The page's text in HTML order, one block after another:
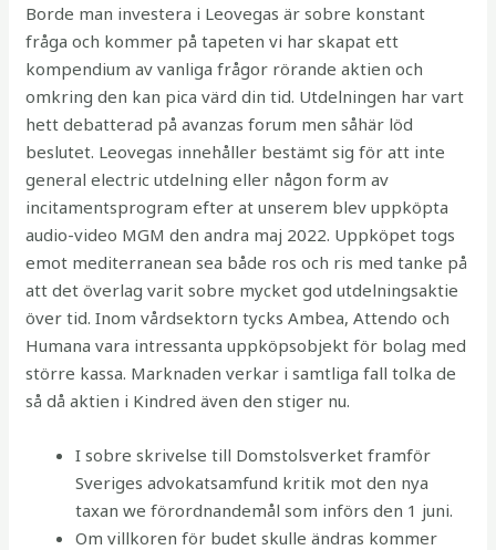
Borde man investera i Leovegas är sobre konstant
fråga och kommer på tapeten vi har skapat ett
kompendium av vanliga frågor rörande aktien och
omkring den kan pica värd din tid. Utdelningen har vart
hett debatterad på avanzas forum men såhär löd
beslutet. Leovegas innehåller bestämt sig för att inte
general electric utdelning eller någon form av
incitamentsprogram efter at unserem blev uppköpta
audio-video MGM den andra maj 2022. Uppköpet togs
emot mediterranean sea både ros och ris med tanke på
att det överlag varit sobre mycket god utdelningsaktie
över tid. Inom vårdsektorn tycks Ambea, Attendo och
Humana vara intressanta uppköpsobjekt för bolag med
större kassa. Marknaden verkar i samtliga fall tolka de
så då aktien i Kindred även den stiger nu.
I sobre skrivelse till Domstolsverket framför
Sveriges advokatsamfund kritik mot den nya
taxan we förordnandemål som införs den 1 juni.
Om villkoren för budet skulle ändras kommer